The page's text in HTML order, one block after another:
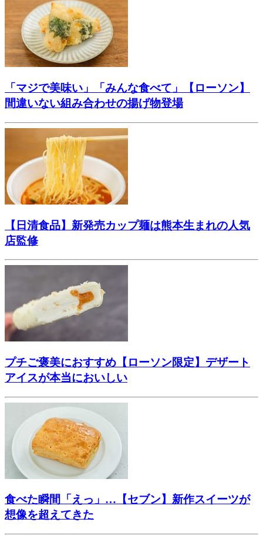
「マジで美味い」「みんな食べて」【ローソン】
間違いない組み合わせの揚げ物登場
【日清食品】新発売カップ麺は熊本生まれの人気
店監修
プチご褒美におすすめ【ローソン限定】デザート
アイスが本当においしい
食べた瞬間「えっ」…【セブン】新作スイーツが
想像を超えてきた